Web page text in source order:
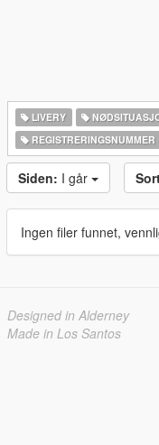
LIVERY
REGISTRERINGSNUMMER
Siden: I går
Ingen filer funnet,
Designed in Alderney
Made in Los Santos